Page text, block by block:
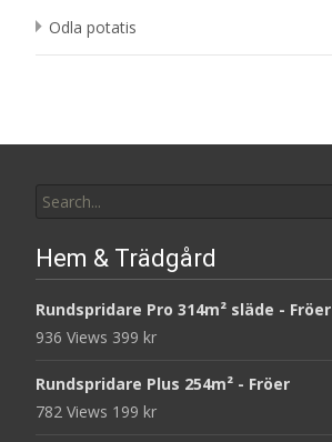
Odla potatis
for:
Hem & Trädgård
Rundspridare Pro 314m² släde - Fröer
936 Views 399 kr
Rundspridare Plus 254m² - Fröer
782 Views 199 kr